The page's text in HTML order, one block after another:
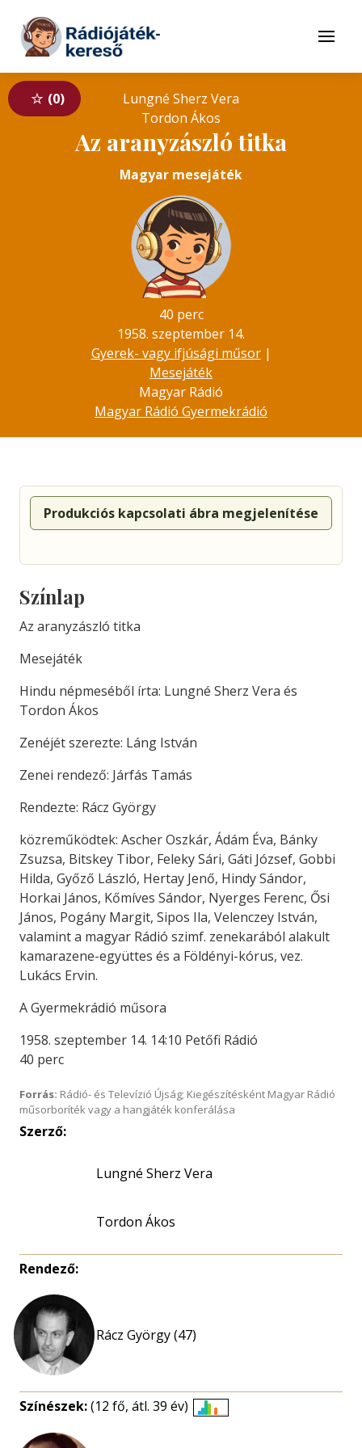
Tovább a tartalomhoz
Menü
0
Lungné Sherz Vera
Tordon Ákos
Az aranyzászló titka
Magyar mesejáték
40 perc
1958. szeptember 14.
Gyerek- vagy ifjúsági műsor|
Mesejáték
Magyar Rádió
Magyar Rádió Gyermekrádió
Produkciós kapcsolati ábra megjelenítése
Színlap
Az aranyzászló titka
Mesejáték
Hindu népmeséből írta: Lungné Sherz Vera és
Tordon Ákos
Zenéjét szerezte: Láng István
Zenei rendező: Járfás Tamás
Rendezte: Rácz György
közreműködtek: Ascher Oszkár, Ádám Éva, Bánky
Zsuzsa, Bitskey Tibor, Feleky Sári, Gáti József, Gobbi
Hilda, Győző László, Hertay Jenő, Hindy Sándor,
Horkai János, Kőmíves Sándor, Nyerges Ferenc, Ősi
János, Pogány Margit, Sipos Ila, Velenczey István,
valamint a magyar Rádió szimf. zenekarából alakult
kamarazene-együttes és a Földényi-kórus, vez.
Lukács Ervin.
A Gyermekrádió műsora
1958. szeptember 14. 14:10 Petőfi Rádió
40 perc
Forrás: Rádió- és Televízió Újság; Kiegészítésként Magyar Rádió
műsorboríték vagy a hangjáték konferálása
Szerző:
Lungné Sherz Vera
Tordon Ákos
Rendező:
Rácz György (47)
Színészek:(12 fő, átl. 39 év)